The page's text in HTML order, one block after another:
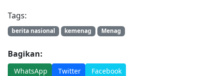
Tags:
berita nasional kemenag Menag
Bagikan:
WhatsApp Twitter Facebook